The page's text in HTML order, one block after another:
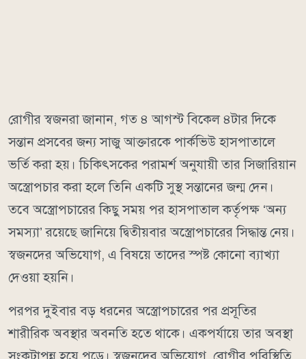
রোগীর স্বজনরা জানান, গত ৪ আগস্ট বিকেল ৪টার দিকে
সন্তান প্রসবের জন্য সাজু আক্তারকে পার্কভিউ হাসপাতালে
ভর্তি করা হয়। চিকিৎসকের পরামর্শ অনুযায়ী তার সিজারিয়ান
অস্ত্রোপচার করা হলে তিনি একটি সুস্থ সন্তানের জন্ম দেন।
তবে অস্ত্রোপচারের কিছু সময় পর হাসপাতাল কর্তৃপক্ষ ‘অন্য
সমস্যা’ রয়েছে জানিয়ে দ্বিতীয়বার অস্ত্রোপচারের সিদ্ধান্ত নেয়।
স্বজনদের অভিযোগ, এ বিষয়ে তাদের স্পষ্ট কোনো ব্যাখ্যা
দেওয়া হয়নি।
পরপর দুইবার বড় ধরনের অস্ত্রোপচারের পর প্রসূতির
শারীরিক অবস্থার অবনতি হতে থাকে। একপর্যায়ে তার অবস্থা
সংকটাপন্ন হয়ে পড়ে। স্বজনদের অভিযোগ, রোগীর পরিস্থিতি